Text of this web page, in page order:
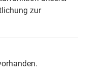
zur